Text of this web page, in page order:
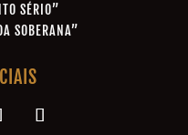
SÉRIO”
SOBERANA”